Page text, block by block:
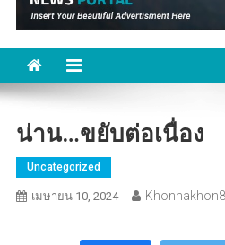
น่าน…ขยับต่อเนื่อง
Uncategorized
เมษายน 10, 2024